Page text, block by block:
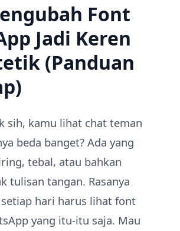
Font
Jadi Keren
(Panduan
sih, kamu lihat chat teman
beda banget? Ada yang
tebal, atau bahkan
tulisan tangan. Rasanya
hari harus lihat font
yang itu-itu saja. Mau